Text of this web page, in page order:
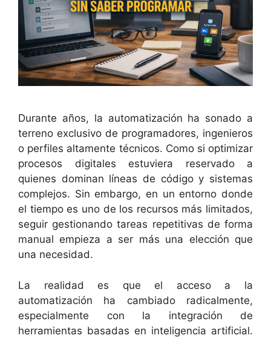
Durante años, la automatización ha sonado a
terreno exclusivo de programadores, ingenieros
o perfiles altamente técnicos. Como si optimizar
procesos digitales estuviera reservado a
quienes dominan líneas de código y sistemas
complejos. Sin embargo, en un entorno donde
el tiempo es uno de los recursos más limitados,
seguir gestionando tareas repetitivas de forma
manual empieza a ser más una elección que
una necesidad.
La realidad es que el acceso a la
automatización ha cambiado radicalmente,
especialmente con la integración de
herramientas basadas en inteligencia artificial.